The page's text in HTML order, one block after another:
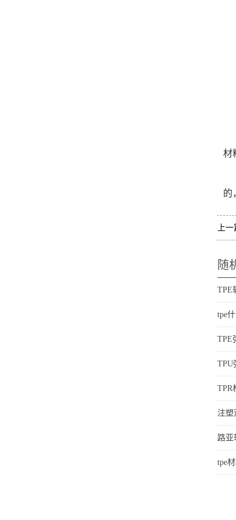
材
的
上一
随
TPE
tpe
TPE
TPU
TPR
注塑
路亚
tpe